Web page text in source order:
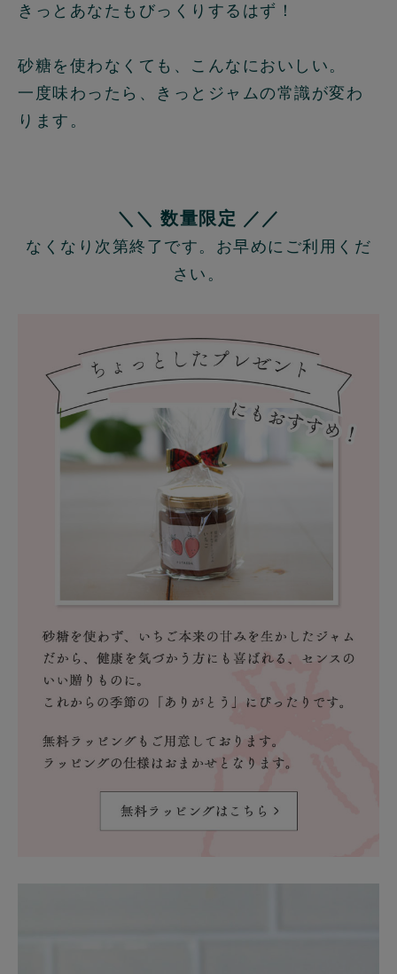
きっとあなたもびっくりするはず！
砂糖を使わなくても、こんなにおいしい。
一度味わったら、きっとジャムの常識が変わ
ります。
＼＼ 数量限定 ／／
なくなり次第終了です。お早めにご利用くだ
さい。